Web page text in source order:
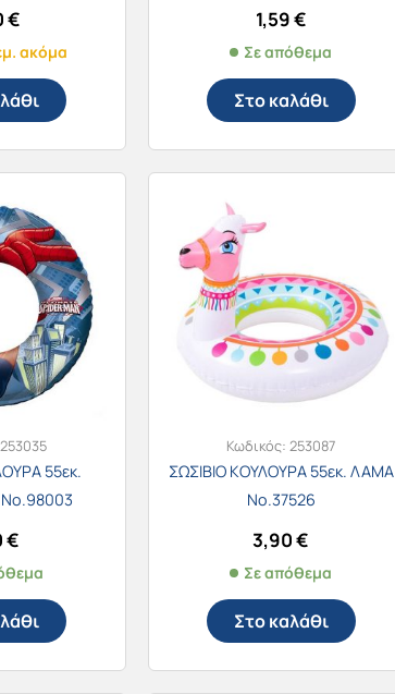
€
ακόμα
1,59€
Σε απόθεμα
Στο καλάθι
253035
55εκ.
Νο.98003
€
Κωδικός:253087
ΣΩΣΙΒΙΟ ΚΟΥΛΟΥΡΑ 55εκ. ΛΑΜΑ
Νο.37526
3,90€
Σε απόθεμα
Στο καλάθι